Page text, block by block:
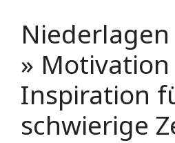
»
Inspiration
schwierige